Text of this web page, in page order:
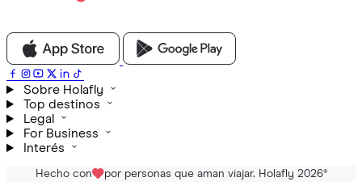
Sobre Holafly
Top destinos
Legal
For Business
Interés
Hecho con por personas que aman viajar. Holafly 2026®